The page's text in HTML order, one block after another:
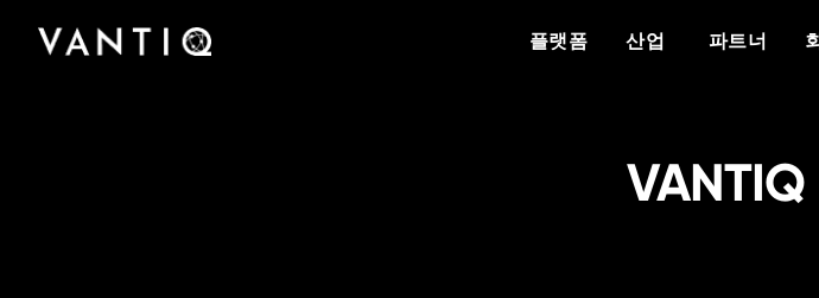
플랫폼 산업 파트너
Vantiq이 실시간 지능형 시스템을 구축하고 운영
플랫폼
산업 산업
파트너 자세한 내용
Vantiq을 구축한 팀을 만나고 Vantiq이 어떻게
Vantiq 소개
팟캐스트부터 사례 연구, 미디어 보도에 이르기
까지 Vantiq의 완벽한 리소스 라이브러리에 액세
백서